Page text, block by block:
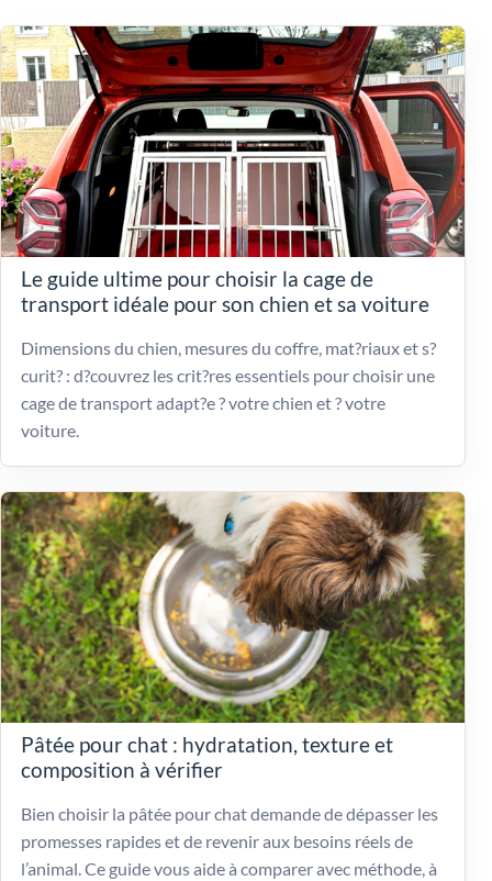
Le guide ultime pour choisir la cage de
transport idéale pour son chien et sa voiture
Dimensions du chien, mesures du coffre, mat?riaux et s?
curit? : d?couvrez les crit?res essentiels pour choisir une
cage de transport adapt?e ? votre chien et ? votre
voiture.
Pâtée pour chat : hydratation, texture et
composition à vérifier
Bien choisir la pâtée pour chat demande de dépasser les
promesses rapides et de revenir aux besoins réels de
l’animal. Ce guide vous aide à comparer avec méthode, à